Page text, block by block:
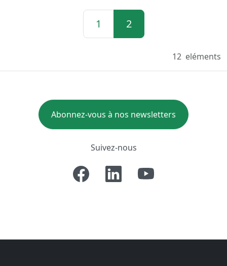
1 2
12 eléments
Abonnez-vous à nos newsletters
Suivez-nous